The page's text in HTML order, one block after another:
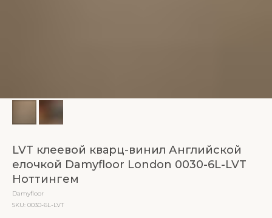
LVT клеевой кварц-винил Английской
елочкой Damyfloor London 0030-6L-LVT
Ноттингем
Damyfloor
SKU: 0030-6L-LVT